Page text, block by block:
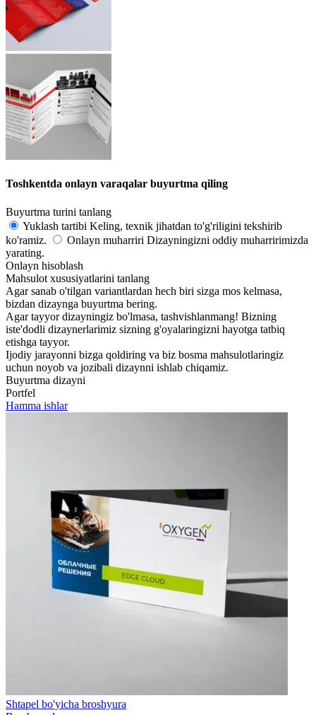
Toshkentda onlayn varaqalar buyurtma qiling
Buyurtma turini tanlang
Yuklash tartibi Keling, texnik jihatdan to'g'riligini tekshirib
ko'ramiz.
Onlayn muharriri Dizayningizni oddiy muharririmizda
yarating.
Onlayn hisoblash
Mahsulot xususiyatlarini tanlang
Agar sanab o'tilgan variantlardan hech biri sizga mos kelmasa,
bizdan dizaynga buyurtma bering.
Agar tayyor dizayningiz bo'lmasa, tashvishlanmang! Bizning
iste'dodli dizaynerlarimiz sizning g'oyalaringizni hayotga tatbiq
etishga tayyor.
Ijodiy jarayonni bizga qoldiring va biz bosma mahsulotlaringiz
uchun noyob va jozibali dizaynni ishlab chiqamiz.
Buyurtma dizayni
Portfel
Hamma ishlar
Shtapel bo'yicha broshyura